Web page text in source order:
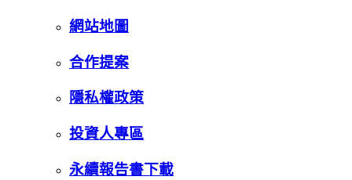
網站地圖
合作提案
隱私權政策
投資人專區
永續報告書下載